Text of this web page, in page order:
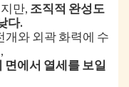
만, 조직적 완성도
다.
개와 외곽 화력에 수
면에서 열세를 보일